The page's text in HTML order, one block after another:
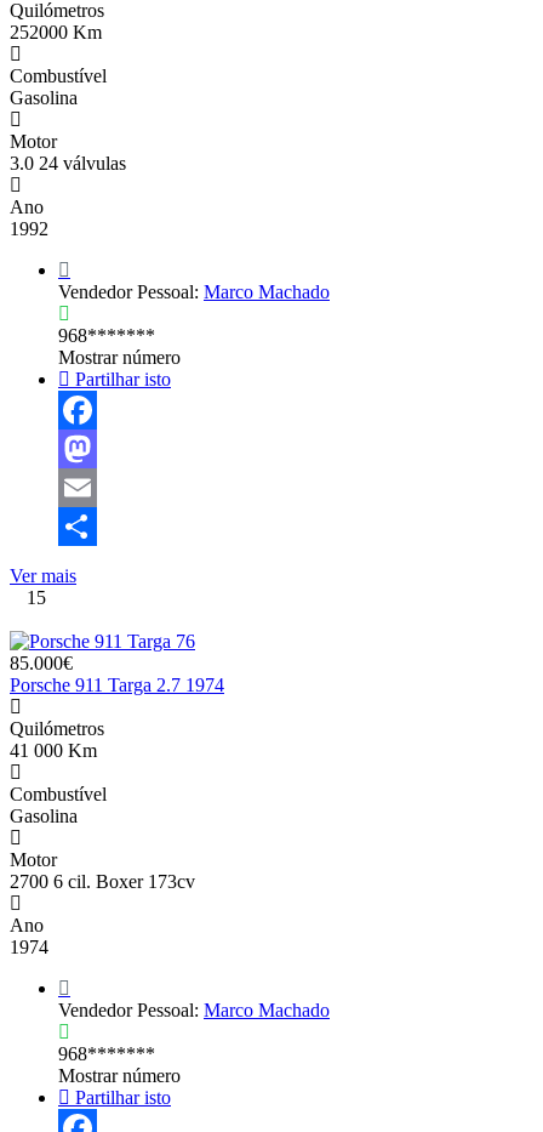
Quilómetros
252000 Km
Combustível
Gasolina
Motor
3.0 24 válvulas
Ano
1992
Vendedor Pessoal: Marco Machado
968*******
Mostrar número
Partilhar isto
Facebook
Mastodon
Email
Share
Ver mais
15
85.000€
Porsche 911 Targa 2.7 1974
Quilómetros
41 000 Km
Combustível
Gasolina
Motor
2700 6 cil. Boxer 173cv
Ano
1974
Vendedor Pessoal: Marco Machado
968*******
Mostrar número
Partilhar isto